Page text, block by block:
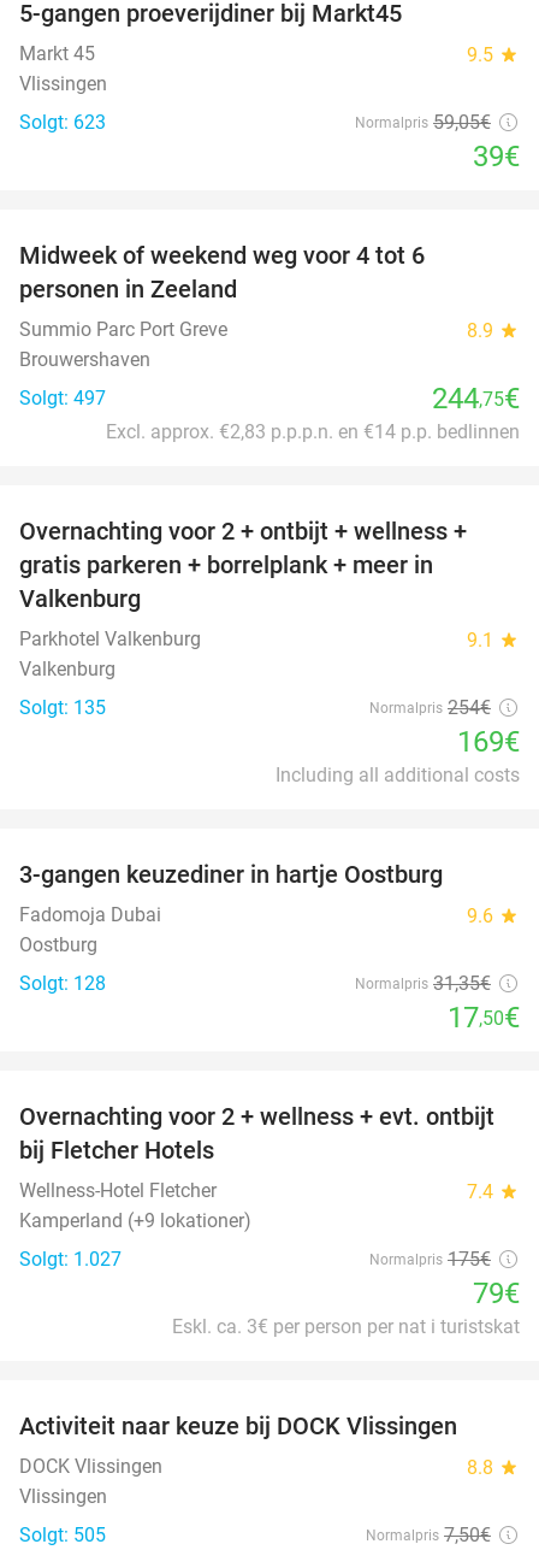
5-gangen proeverijdiner bij Markt45
Markt 45 9.5 star
Vlissingen
Solgt: 623
Normalpris 59,05€
39€
Midweek of weekend weg voor 4 tot 6
personen in Zeeland
Summio Parc Port Greve 8.9 star
Brouwershaven
Solgt: 497
244,75€
Excl. approx. €2,83 p.p.p.n. en €14 p.p. bedlinnen
33%
Overnachting voor 2 + ontbijt + wellness +
gratis parkeren + borrelplank + meer in
Valkenburg
Parkhotel Valkenburg 9.1 star
Valkenburg
Solgt: 135
Normalpris 254€
169€
Including all additional costs
3-gangen keuzediner in hartje Oostburg
Fadomoja Dubai 9.6 star
Oostburg
Solgt: 128
Normalpris 31,35€
17,50€
55%
Overnachting voor 2 + wellness + evt. ontbijt
bij Fletcher Hotels
Wellness-Hotel Fletcher 7.4 star
Kamperland (+9 lokationer)
Solgt: 1.027
Normalpris 175€
79€
Eskl. ca. 3€ per person per nat i turistskat
Activiteit naar keuze bij DOCK Vlissingen
DOCK Vlissingen 8.8 star
Vlissingen
Solgt: 505
Normalpris 7,50€